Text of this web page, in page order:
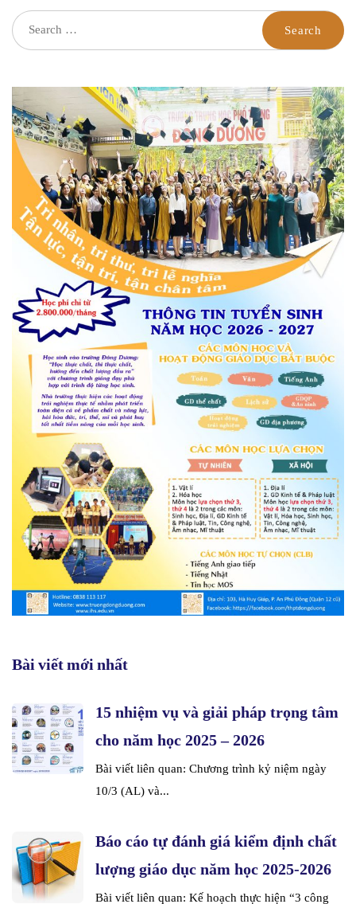
Bài viết mới nhất
15 nhiệm vụ và giải pháp trọng tâm
cho năm học 2025 – 2026
Bài viết liên quan: Chương trình kỷ niệm ngày
10/3 (AL) và...
Báo cáo tự đánh giá kiểm định chất
lượng giáo dục năm học 2025-2026
Bài viết liên quan: Kế hoạch thực hiện “3 công